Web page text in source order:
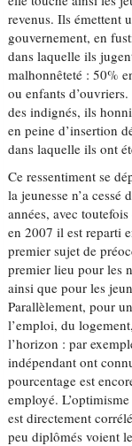
revenus. Ils émettent
gouvernement, en
dans laquelle ils
malhonnêteté : 50%
ou enfants
des indignés, ils
en peine d’insertion
dans laquelle ils ont
Ce ressentiment se
la jeunesse n’a cessé
années, avec
en 2007 il est reparti
premier sujet de
premier lieu pour les
ainsi que pour les
Parallèlement, pour
l’emploi, du
l’horizon : par
indépendant ont
pourcentage est
employé.
est directement
peu diplômés voient